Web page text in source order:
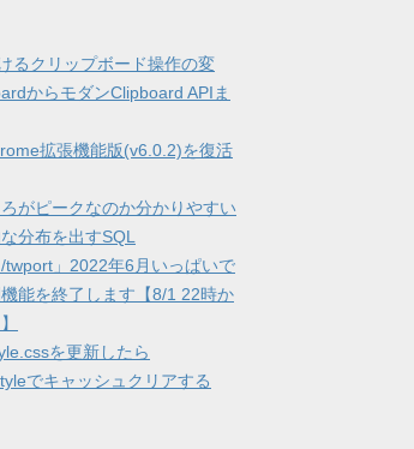
るクリップボード操作の変
からモダンClipboard APIま
拡張機能版(v6.0.2)を復活
がピークなのか分かりやすい
分布を出すSQL
/twport」2022年6月いっぱいで
能を終了します【8/1 22時か
を更新したら
でキャッシュクリアする